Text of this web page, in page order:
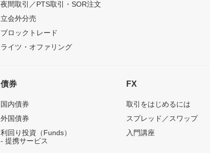
夜間取引／PTS取引・SOR注文
立会外分売
ブロックトレード
ライツ・オファリング
債券
国内債券
外国債券
利回り投資（Funds）
- 提携サービス
FX
取引をはじめるには
スプレッド／スワップ
入門講座